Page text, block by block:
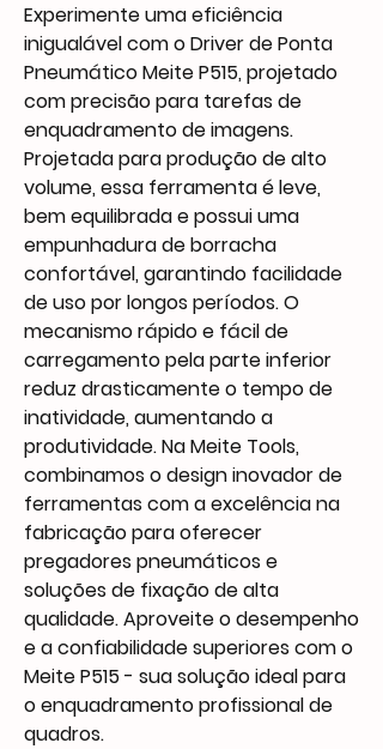
Experimente uma eficiência
inigualável com o Driver de Ponta
Pneumático Meite P515, projetado
com precisão para tarefas de
enquadramento de imagens.
Projetada para produção de alto
volume, essa ferramenta é leve,
bem equilibrada e possui uma
empunhadura de borracha
confortável, garantindo facilidade
de uso por longos períodos. O
mecanismo rápido e fácil de
carregamento pela parte inferior
reduz drasticamente o tempo de
inatividade, aumentando a
produtividade. Na Meite Tools,
combinamos o design inovador de
ferramentas com a excelência na
fabricação para oferecer
pregadores pneumáticos e
soluções de fixação de alta
qualidade. Aproveite o desempenho
e a confiabilidade superiores com o
Meite P515 - sua solução ideal para
o enquadramento profissional de
quadros.